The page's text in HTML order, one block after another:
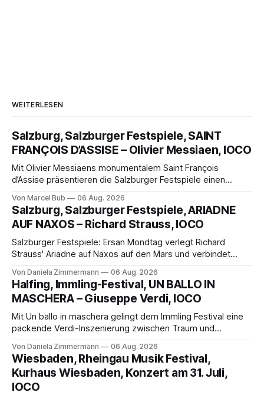
WEITERLESEN
Salzburg, Salzburger Festspiele, SAINT
FRANÇOIS D’ASSISE – Olivier Messiaen, IOCO
Mit Olivier Messiaens monumentalem Saint François
d’Assise präsentieren die Salzburger Festspiele einen
eine bildgewaltige Inszenierung, Maxime Pascal entfaltet
die komplexe Partitur eindrucksvoll, Philippe Sly berührt als
Franziskus.
Von Marcel Bub 06 Aug. 2026
Salzburg, Salzburger Festspiele, ARIADNE
AUF NAXOS – Richard Strauss, IOCO
Salzburger Festspiele: Ersan Mondtag verlegt Richard
Strauss' Ariadne auf Naxos auf den Mars und verbindet
Aufführung mit starken Solisten und den Wiener
Philharmonikern, szenisch bleibt der zweite Akt jedoch
hinter den Erwartungen zurück.
Von Daniela Zimmermann 06 Aug. 2026
Halfing, Immling-Festival, UN BALLO IN
MASCHERA – Giuseppe Verdi, IOCO
Mit Un ballo in maschera gelingt dem Immling Festival eine
packende Verdi-Inszenierung zwischen Traum und
psychologische Tiefe mit starken Bildern, getragen von
einem spielfreudigen Ensemble und einer musikalisch
überzeugenden Gesamtleistung.
Von Daniela Zimmermann 06 Aug. 2026
Wiesbaden, Rheingau Musik Festival,
Kurhaus Wiesbaden, Konzert am 31. Juli,
IOCO